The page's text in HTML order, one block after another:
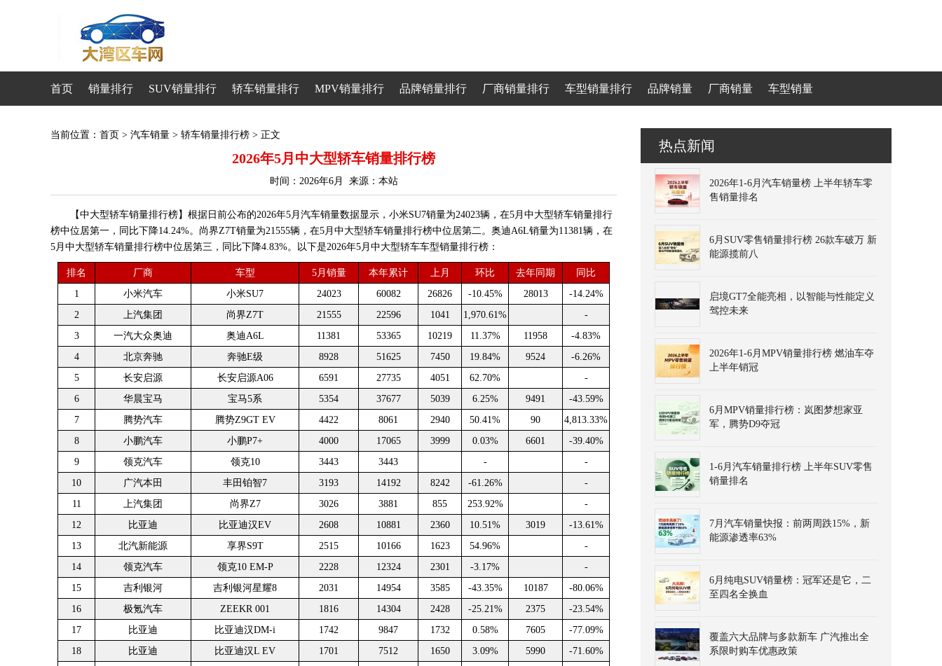
首页 销量排行 SUV销量排行 轿车销量排行 MPV销量排行 品牌销量排行 厂商销量排行 车型销量排行 品牌销量 厂商销量 车型销量
当前位置： 首页 > 汽车销量 > 轿车销量排行榜 > 正文
2026年5月中大型轿车销量排行榜
时间：2026年6月 来源：本站
【中大型轿车销量排行榜】根据日前公布的2026年5月汽车销量数据显示，小米SU7销量为24023辆，在5月中大型轿车销量排行
榜中位居第一，同比下降14.24%。尚界Z7T销量为21555辆，在5月中大型轿车销量排行榜中位居第二。奥迪A6L销量为11381辆，在
5月中大型轿车销量排行榜中位居第三，同比下降4.83%。以下是2026年5月中大型轿车车型销量排行榜：
排名 厂商 车型 5月销量 本年累计 上月 环比 去年同期
同比
1
小米汽车 小米SU7 24023 60082 26826 -10.45% 28013
-14.24%
2
上汽集团 尚界Z7T 21555 22596 1041 1,970.61%
-
3
一汽大众奥迪 奥迪A6L 11381 53365 10219 11.37% 11958
-4.83%
4
北京奔驰 奔驰E级 8928 51625 7450 19.84% 9524
-6.26%
5
长安启源 长安启源A06 6591 27735 4051 62.70%
-
6
华晨宝马 宝马5系 5354 37677 5039 6.25% 9491
-43.59%
7
腾势汽车 腾势Z9GT EV 4422 8061 2940 50.41% 90
4,813.33%
8
小鹏汽车 小鹏P7+ 4000 17065 3999 0.03% 6601
-39.40%
9
领克汽车 领克10 3443 3443 -
-
10
广汽本田 丰田铂智7 3193 14192 8242 -61.26%
-
11
上汽集团 尚界Z7 3026 3881 855 253.92%
-
12
比亚迪 比亚迪汉EV 2608 10881 2360 10.51% 3019
-13.61%
13
北汽新能源 享界S9T 2515 10166 1623 54.96%
-
14
领克汽车 领克10 EM-P 2228 12324 2301 -3.17%
-
15
吉利银河 吉利银河星耀8 2031 14954 3585 -43.35% 10187
-80.06%
16
极氪汽车 ZEEKR 001 1816 14304 2428 -25.21% 2375
-23.54%
17
比亚迪 比亚迪汉DM-i 1742 9847 1732 0.58% 7605
-77.09%
18
比亚迪 比亚迪汉L EV 1701 7512 1650 3.09% 5990
-71.60%
热点新闻
2026年1-6月汽车销量榜 上半年轿车零
售销量排名
6月SUV零售销量排行榜 26款车破万 新
能源揽前八
启境GT7全能亮相，以智能与性能定义
驾控未来
2026年1-6月MPV销量排行榜 燃油车夺
上半年销冠
6月MPV销量排行榜：岚图梦想家亚
军，腾势D9夺冠
1-6月汽车销量排行榜 上半年SUV零售
销量排名
7月汽车销量快报：前两周跌15%，新
能源渗透率63%
6月纯电SUV销量榜：冠军还是它，二
至四名全换血
覆盖六大品牌与多款新车 广汽推出全
系限时购车优惠政策